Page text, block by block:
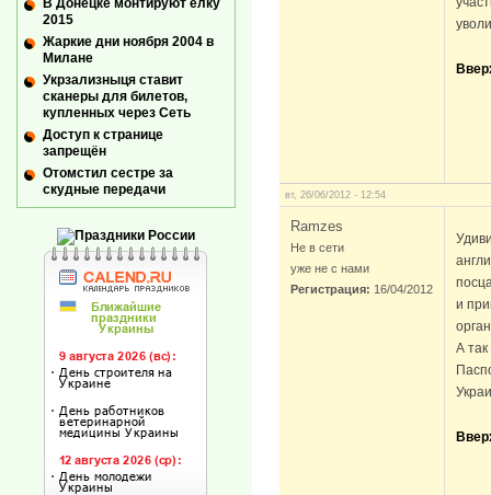
вт, 26/06/2012 - 12:54
Ramzes
Не в сети
уже не с нами
Регистрация: 16/04/2012
и
А
2015
Жаркие дни ноября 2004 в
Милане
Укрзализныця ставит
сканеры для билетов,
купленных через Сеть
Доступ к странице
запрещён
Отомстил сестре за
скудные передачи